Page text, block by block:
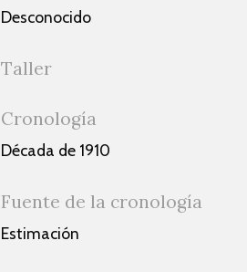
Desconocido
Taller
Cronología
Década de 1910
Fuente de la cronología
Estimación